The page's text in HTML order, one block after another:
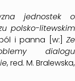
jednostek o
polsko-litewskim
i panna [w:] Ze
dialogu
, red. M. Bralewska,